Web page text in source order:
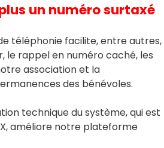
un numéro surtaxé
téléphonie facilite, entre autres,
le rappel en numéro caché, les
association et la
des bénévoles.
technique du système, qui est
améliore notre plateforme